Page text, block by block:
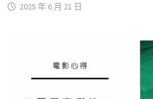
2025 年 6 月 21 日